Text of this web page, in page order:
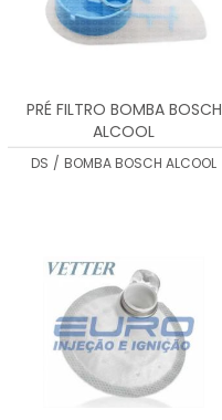
A - Z
PRÉ FILTRO BOMBA BOSCH
ALCOOL
DS / BOMBA BOSCH ALCOOL